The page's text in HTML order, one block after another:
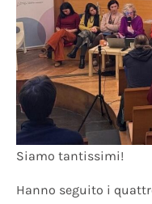
Siamo tantissimi!
Hanno seguito i